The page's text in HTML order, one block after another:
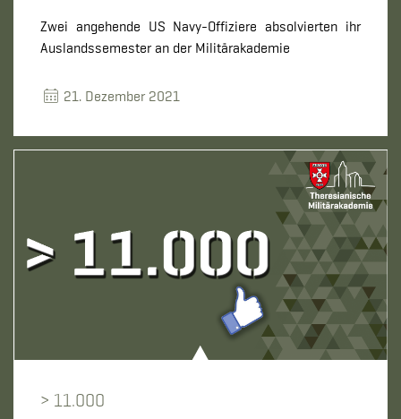
Zwei angehende US Navy-Offiziere absolvierten ihr
Auslandssemester an der Militärakademie
21. Dezember 2021
> 11.000